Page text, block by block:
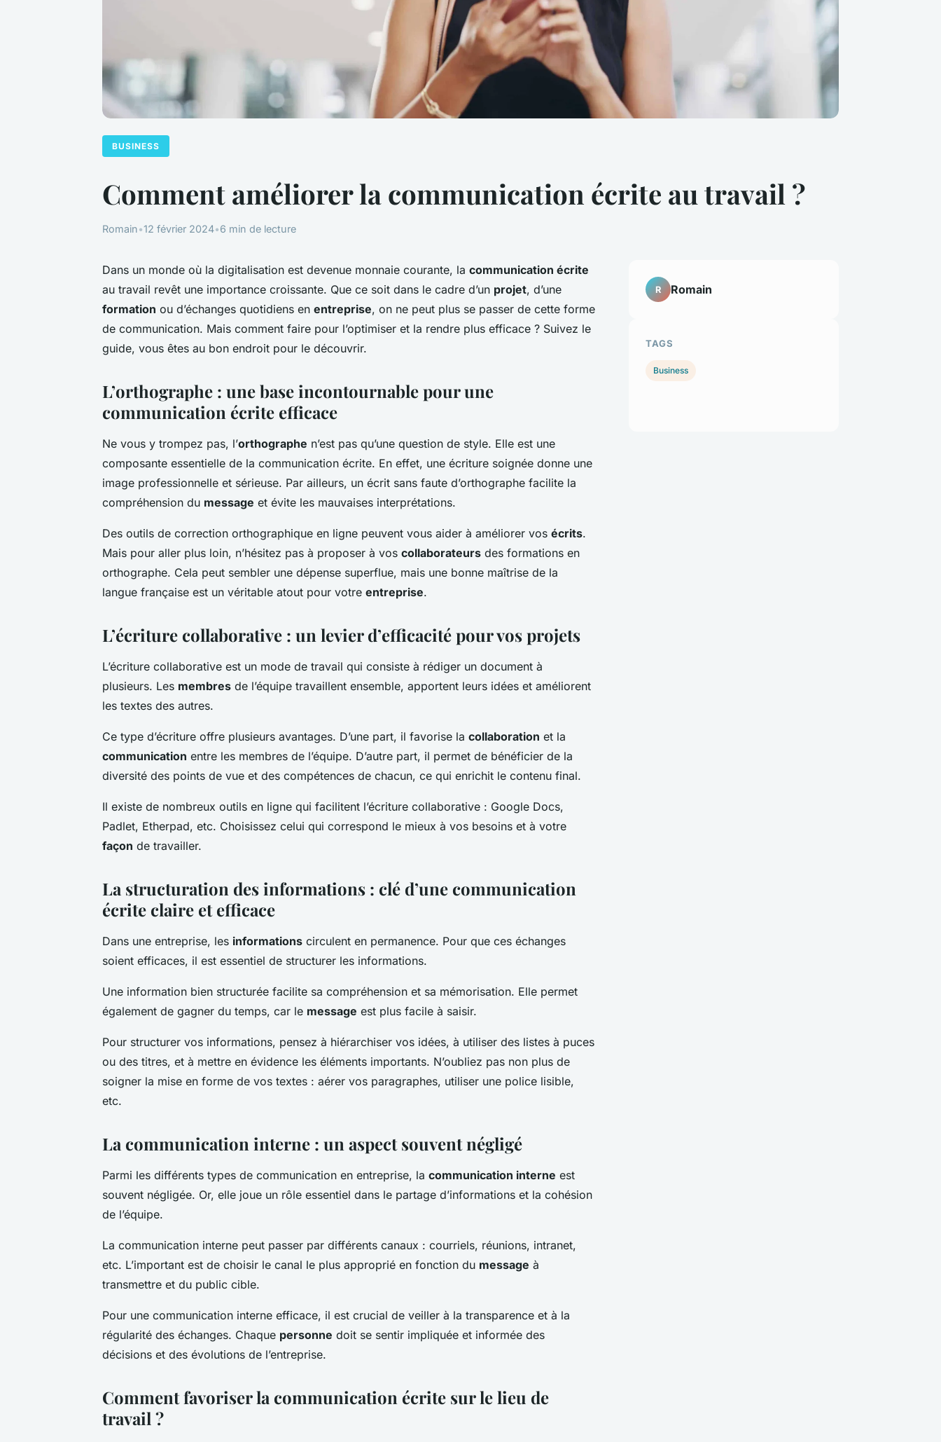
BUSINESS
Comment améliorer la communication écrite au travail ?
Romain•12 février 2024•6 min de lecture
Dans un monde où la digitalisation est devenue monnaie courante, la communication écrite
au travail revêt une importance croissante. Que ce soit dans le cadre d’un projet, d’une
formation ou d’échanges quotidiens en entreprise, on ne peut plus se passer de cette forme
de communication. Mais comment faire pour l’optimiser et la rendre plus efficace ? Suivez le
guide, vous êtes au bon endroit pour le découvrir.
L’orthographe : une base incontournable pour une
communication écrite efficace
Ne vous y trompez pas, l’orthographe n’est pas qu’une question de style. Elle est une
composante essentielle de la communication écrite. En effet, une écriture soignée donne une
image professionnelle et sérieuse. Par ailleurs, un écrit sans faute d’orthographe facilite la
compréhension du message et évite les mauvaises interprétations.
Des outils de correction orthographique en ligne peuvent vous aider à améliorer vos écrits.
Mais pour aller plus loin, n’hésitez pas à proposer à vos collaborateurs des formations en
orthographe. Cela peut sembler une dépense superflue, mais une bonne maîtrise de la
langue française est un véritable atout pour votre entreprise.
L’écriture collaborative : un levier d’efficacité pour vos projets
L’écriture collaborative est un mode de travail qui consiste à rédiger un document à
plusieurs. Les membres de l’équipe travaillent ensemble, apportent leurs idées et améliorent
les textes des autres.
Ce type d’écriture offre plusieurs avantages. D’une part, il favorise la collaboration et la
communication entre les membres de l’équipe. D’autre part, il permet de bénéficier de la
diversité des points de vue et des compétences de chacun, ce qui enrichit le contenu final.
Il existe de nombreux outils en ligne qui facilitent l’écriture collaborative : Google Docs,
Padlet, Etherpad, etc. Choisissez celui qui correspond le mieux à vos besoins et à votre
façon de travailler.
La structuration des informations : clé d’une communication
écrite claire et efficace
Dans une entreprise, les informations circulent en permanence. Pour que ces échanges
soient efficaces, il est essentiel de structurer les informations.
Une information bien structurée facilite sa compréhension et sa mémorisation. Elle permet
également de gagner du temps, car le message est plus facile à saisir.
Pour structurer vos informations, pensez à hiérarchiser vos idées, à utiliser des listes à puces
ou des titres, et à mettre en évidence les éléments importants. N’oubliez pas non plus de
soigner la mise en forme de vos textes : aérer vos paragraphes, utiliser une police lisible,
etc.
La communication interne : un aspect souvent négligé
Parmi les différents types de communication en entreprise, la communication interne est
souvent négligée. Or, elle joue un rôle essentiel dans le partage d’informations et la cohésion
de l’équipe.
La communication interne peut passer par différents canaux : courriels, réunions, intranet,
etc. L’important est de choisir le canal le plus approprié en fonction du message à
transmettre et du public cible.
Pour une communication interne efficace, il est crucial de veiller à la transparence et à la
régularité des échanges. Chaque personne doit se sentir impliquée et informée des
décisions et des évolutions de l’entreprise.
Comment favoriser la communication écrite sur le lieu de
travail ?
R Romain
TAGS
Business